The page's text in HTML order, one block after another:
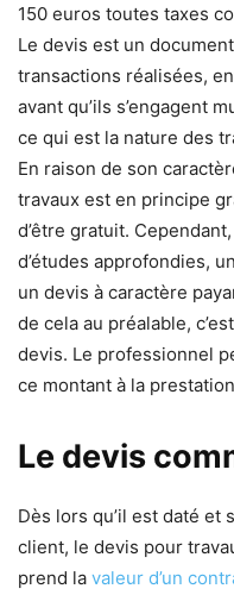
150 euros toutes taxes
Le devis est un
transactions réalisées,
avant qu’ils s’engagent
ce qui est la nature des
En raison de son
travaux est en principe
d’être gratuit.
d’études approfondies,
un devis à caractère
de cela au préalable,
devis. Le professionnel
ce montant à la
Le devis
Dès lors qu’il est daté
client, le devis pour
prend la valeur d’un